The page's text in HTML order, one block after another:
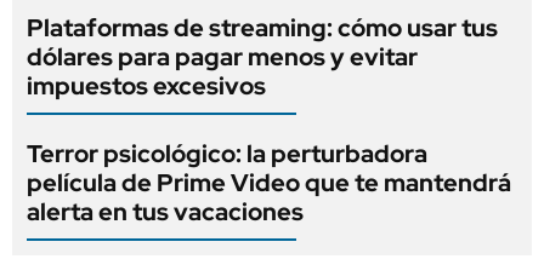
Plataformas de streaming: cómo usar tus
dólares para pagar menos y evitar
impuestos excesivos
Terror psicológico: la perturbadora
película de Prime Video que te mantendrá
alerta en tus vacaciones